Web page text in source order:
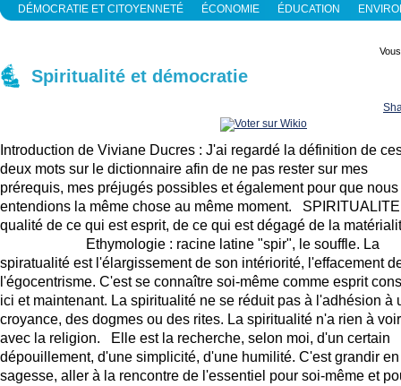
DÉMOCRATIE ET CITOYENNETÉ ÉCONOMIE ÉDUCATION
Spiritualité et démocratie
Introduction de Viviane Ducres : J'ai regardé la définition de
deux mots sur le dictionnaire afin de ne pas rester sur mes
prérequis, mes préjugés possibles et également pour que nous
entendions la même chose au même moment.
qualité de ce qui est esprit, de ce qui est dégagé de la
Ethymologie : racine latine "spir", le souffle. La
spiratualité est l'élargissement de son intériorité, l'effacement
l'égocentrisme. C'est se connaître soi-même comme esprit
ici et maintenant. La spiritualité ne se réduit pas à l'adhésion à
croyance, des dogmes ou des rites. La spiritualité n'a rien à voir
avec la religion. Elle est la recherche, selon moi, d'un certain
dépouillement, d'une simplicité, d'une humilité. C'est grandir en
sagesse, aller à la rencontre de l'essentiel pour soi-même et